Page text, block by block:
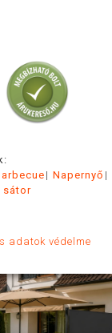
Napernyő
sátor
adatok védelme